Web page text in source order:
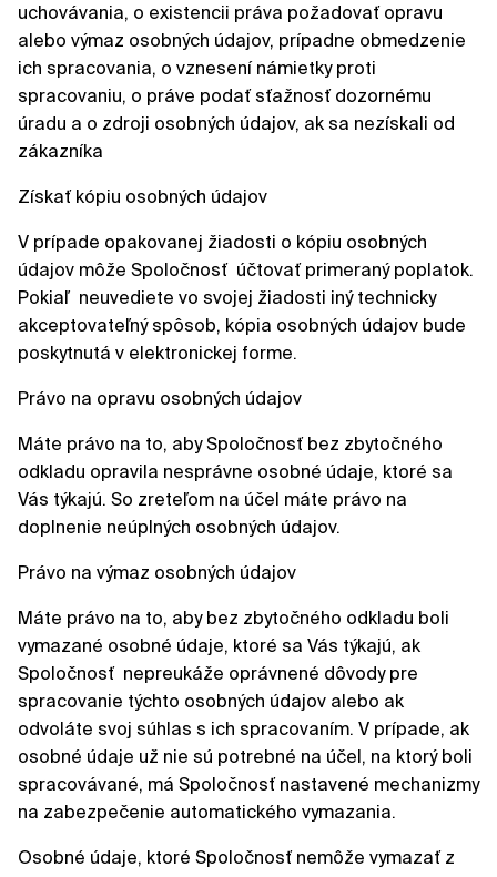
uchovávania, o existencii práva požadovať opravu
alebo výmaz osobných údajov, prípadne obmedzenie
ich spracovania, o vznesení námietky proti
spracovaniu, o práve podať sťažnosť dozornému
úradu a o zdroji osobných údajov, ak sa nezískali od
zákazníka
Získať kópiu osobných údajov
V prípade opakovanej žiadosti o kópiu osobných
údajov môže Spoločnosť účtovať primeraný poplatok.
Pokiaľ neuvediete vo svojej žiadosti iný technicky
akceptovateľný spôsob, kópia osobných údajov bude
poskytnutá v elektronickej forme.
Právo na opravu osobných údajov
Máte právo na to, aby Spoločnosť bez zbytočného
odkladu opravila nesprávne osobné údaje, ktoré sa
Vás týkajú. So zreteľom na účel máte právo na
doplnenie neúplných osobných údajov.
Právo na výmaz osobných údajov
Máte právo na to, aby bez zbytočného odkladu boli
vymazané osobné údaje, ktoré sa Vás týkajú, ak
Spoločnosť nepreukáže oprávnené dôvody pre
spracovanie týchto osobných údajov alebo ak
odvoláte svoj súhlas s ich spracovaním. V prípade, ak
osobné údaje už nie sú potrebné na účel, na ktorý boli
spracovávané, má Spoločnosť nastavené mechanizmy
na zabezpečenie automatického vymazania.
Osobné údaje, ktoré Spoločnosť nemôže vymazať z